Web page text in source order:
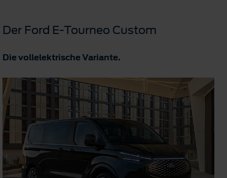
Der Ford E-Tourneo Custom
Die vollelektrische Variante.